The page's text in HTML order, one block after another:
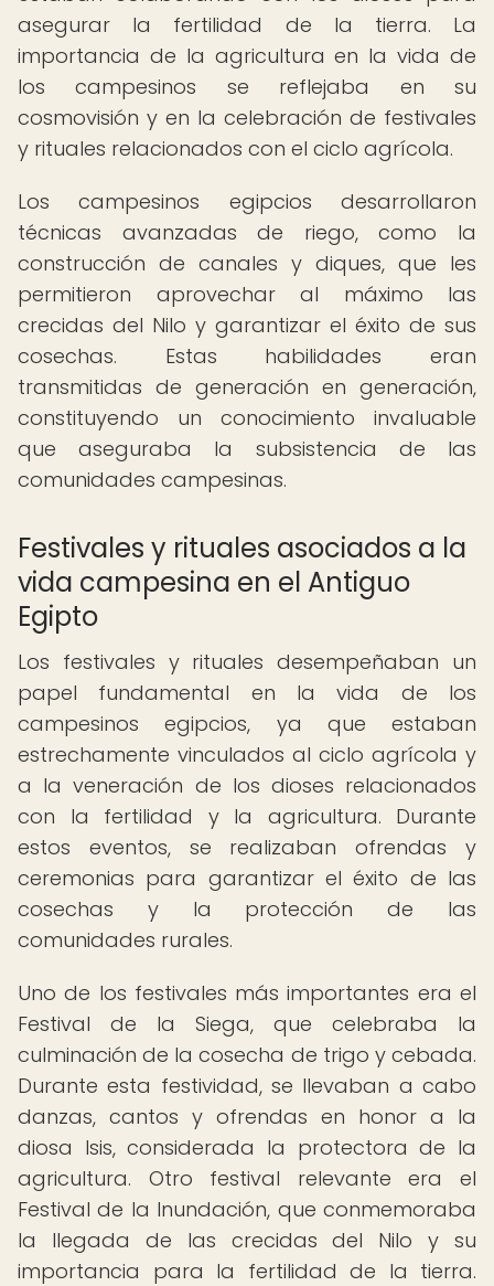
asegurar la fertilidad de la tierra. La
importancia de la agricultura en la vida de
los campesinos se reflejaba en su
cosmovisión y en la celebración de festivales
y rituales relacionados con el ciclo agrícola.
Los campesinos egipcios desarrollaron
técnicas avanzadas de riego, como la
construcción de canales y diques, que les
permitieron aprovechar al máximo las
crecidas del Nilo y garantizar el éxito de sus
cosechas. Estas habilidades eran
transmitidas de generación en generación,
constituyendo un conocimiento invaluable
que aseguraba la subsistencia de las
comunidades campesinas.
Festivales y rituales asociados a la
vida campesina en el Antiguo
Egipto
Los festivales y rituales desempeñaban un
papel fundamental en la vida de los
campesinos egipcios, ya que estaban
estrechamente vinculados al ciclo agrícola y
a la veneración de los dioses relacionados
con la fertilidad y la agricultura. Durante
estos eventos, se realizaban ofrendas y
ceremonias para garantizar el éxito de las
cosechas y la protección de las
comunidades rurales.
Uno de los festivales más importantes era el
Festival de la Siega, que celebraba la
culminación de la cosecha de trigo y cebada.
Durante esta festividad, se llevaban a cabo
danzas, cantos y ofrendas en honor a la
diosa Isis, considerada la protectora de la
agricultura. Otro festival relevante era el
Festival de la Inundación, que conmemoraba
la llegada de las crecidas del Nilo y su
importancia para la fertilidad de la tierra.